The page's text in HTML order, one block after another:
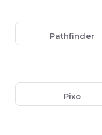
Pathfinder
Pixo